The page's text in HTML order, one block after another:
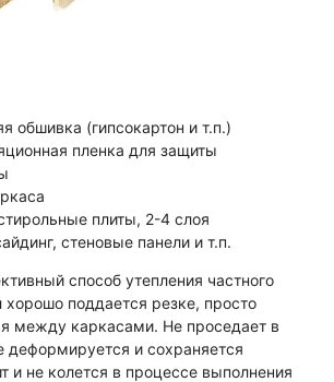
обшивка (гипсокартон и т.п.)
пленка для защиты
плиты, 2-4 слоя
стеновые панели и т.п.
способ утепления частного
поддается резке, просто
между каркасами. Не проседает в
деформируется и сохраняется
и не колется в процессе выполнения